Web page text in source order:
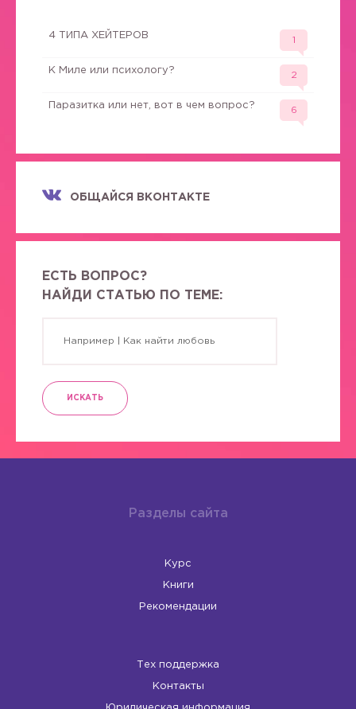
4 ТИПА ХЕЙТЕРОВ
1
К Миле или психологу?
2
Паразитка или нет, вот в чем вопрос?
6
ОБЩАЙСЯ ВКОНТАКТЕ
ЕСТЬ ВОПРОС?
НАЙДИ СТАТЬЮ ПО ТЕМЕ:
ИСКАТЬ
Разделы сайта
Курс
Книги
Рекомендации
Тех поддержка
Контакты